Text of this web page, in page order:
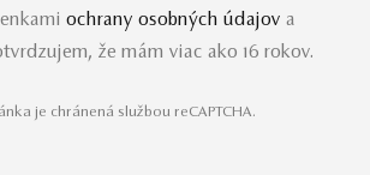
ochrany osobných údajov a
že mám viac ako 16 rokov.
je chránená službou reCAPTCHA.